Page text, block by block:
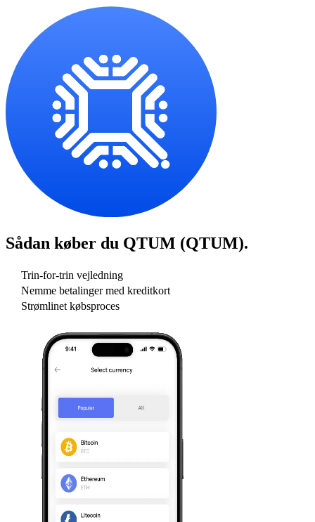
Sådan køber du QTUM (QTUM).
Trin-for-trin vejledning
Nemme betalinger med kreditkort
Strømlinet købsproces